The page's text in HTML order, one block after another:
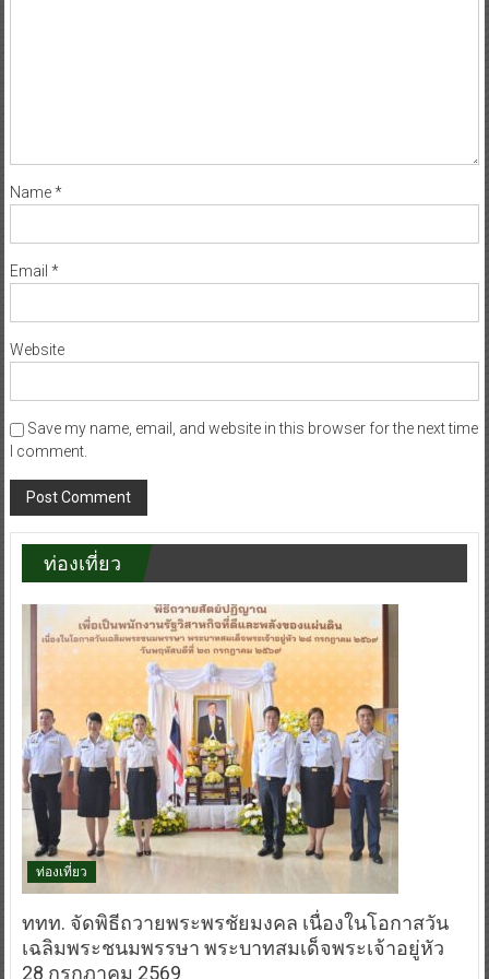
Name*
Email *
Website
Save my name, email, and website in this browser for the next time
I comment.
ท่องเที่ยว
ท่องเที่ยว
ททท. จัดพิธีถวายพระพรชัยมงคล เนื่องในโอกาสวัน
เฉลิมพระชนมพรรษา พระบาทสมเด็จพระเจ้าอยู่หัว
28 กรกฎาคม 2569